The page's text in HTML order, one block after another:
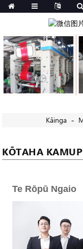
Kāinga
KŌTAHA
Te Rōpū Ngaio